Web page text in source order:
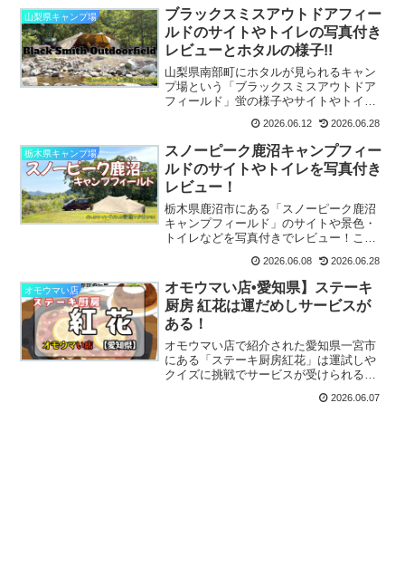
山梨県キャンプ場
ブラックスミスアウトドアフィー
ルドのサイトやトイレの写真付き
レビューとホタルの様子!!
山梨県南部町にホタルが見られるキャン
プ場という「ブラックスミスアウトドア
フィールド」蛍の様子やサイトやトイレ
2026.06.12 2026.06.28
栃木県キャンプ場
スノーピーク鹿沼キャンプフィー
ルドのサイトやトイレを写真付き
レビュー！
栃木県鹿沼市にある「スノーピーク鹿沼
キャンプフィールド」のサイトや景色・
トイレなどを写真付きでレビュー！これ
2026.06.08 2026.06.28
オモウマい店
オモウマい店•愛知県】ステーキ
厨房 紅花は運だめしサービスが
ある！
オモウマい店で紹介された愛知県一宮市
にある「ステーキ厨房紅花」は運試しや
クイズに挑戦でサービスが受けられる楽
2026.06.07